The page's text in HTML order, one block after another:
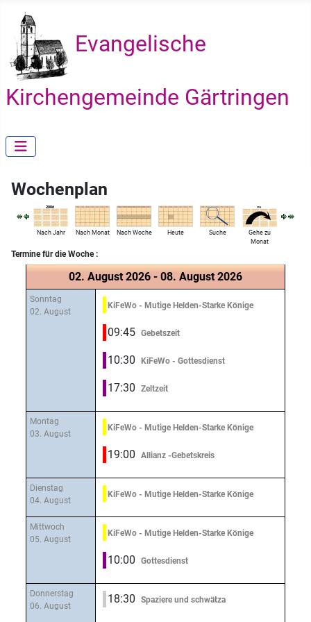
Evangelische
Kirchengemeinde Gärtringen
Wochenplan
Nach Jahr Nach Monat Nach Woche Heute Suche
Gehe zu
Monat
Termine für die Woche :
02. August 2026 - 08. August 2026
Sonntag
02. August
KiFeWo - Mutige Helden-Starke Könige
09:45 Gebetszeit
10:30 KiFeWo - Gottesdienst
17:30 Zeltzeit
Montag
03. August
KiFeWo - Mutige Helden-Starke Könige
19:00 Allianz -Gebetskreis
Dienstag
04. August
KiFeWo - Mutige Helden-Starke Könige
Mittwoch
05. August
KiFeWo - Mutige Helden-Starke Könige
10:00 Gottesdienst
Donnerstag
06. August
18:30 Spaziere und schwätza